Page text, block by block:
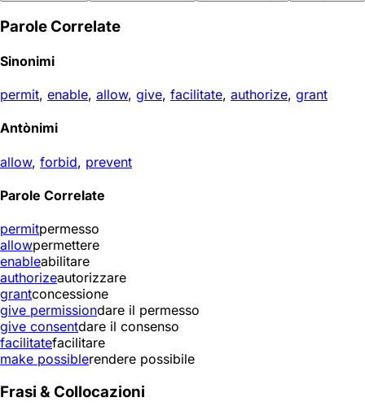
Parole Correlate
Sinonimi
permit, enable, allow, give, facilitate, authorize, grant
Antònimi
allow, forbid, prevent
Parole Correlate
permitpermesso
allowpermettere
enableabilitare
authorizeautorizzare
grantconcessione
give permissiondare il permesso
give consentdare il consenso
facilitatefacilitare
make possiblerendere possibile
Frasi & Collocazioni